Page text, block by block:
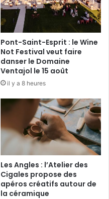
Pont-Saint-Esprit : le Wine
Not Festival veut faire
danser le Domaine
Ventajol le 15 août
il y a 8 heures
Les Angles : l’Atelier des
Cigales propose des
apéros créatifs autour de
la céramique